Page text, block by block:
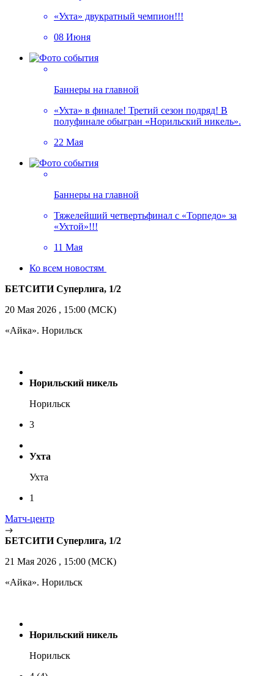
«Ухта» двукратный чемпион!!!
08 Июня
Баннеры на главной
«Ухта» в финале! Третий сезон подряд! В
полуфинале обыгран «Норильский никель».
22 Мая
Баннеры на главной
Тяжелейший четвертьфинал с «Торпедо» за
«Ухтой»!!!
11 Мая
Ко всем новостям
БЕТСИТИ Суперлига, 1/2
20 Мая 2026 , 15:00 (МСК)
«Айка». Норильск
Норильский никель
Норильск
3
Ухта
Ухта
1
Матч-центр
БЕТСИТИ Суперлига, 1/2
21 Мая 2026 , 15:00 (МСК)
«Айка». Норильск
Норильский никель
Норильск